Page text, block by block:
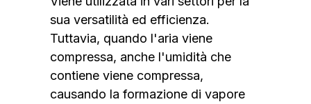
sua versatilità ed efficienza.
Tuttavia, quando l'aria viene
compressa, anche l'umidità che
contiene viene compressa,
causando la formazione di vapore